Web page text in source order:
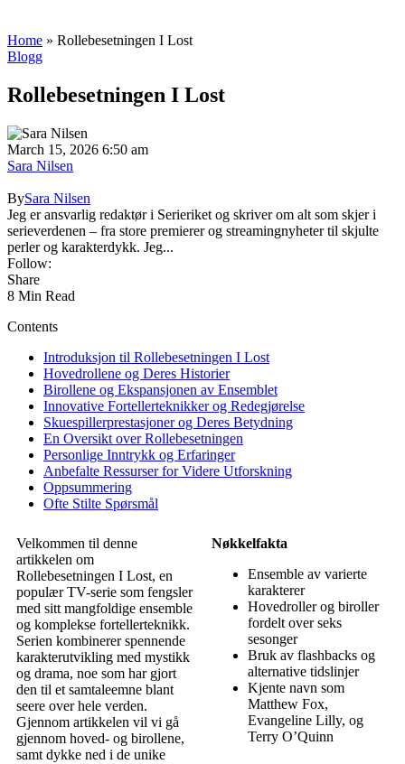
Home » Rollebesetningen I Lost
Blogg
Rollebesetningen I Lost
March 15, 2026 6:50 am
Sara Nilsen
BySara Nilsen
Jeg er ansvarlig redaktør i Serieriket og skriver om alt som skjer i
serieverdenen – fra store premierer og streamingnyheter til skjulte
perler og karakterdykk. Jeg...
Follow:
Share
8 Min Read
Contents
Introduksjon til Rollebesetningen I Lost
Hovedrollene og Deres Historier
Birollene og Ekspansjonen av Ensemblet
Innovative Fortellerteknikker og Redegjørelse
Skuespillerprestasjoner og Deres Betydning
En Oversikt over Rollebesetningen
Personlige Inntrykk og Erfaringer
Anbefalte Ressurser for Videre Utforskning
Oppsummering
Ofte Stilte Spørsmål
Velkommen til denne
artikkelen om
Rollebesetningen I Lost, en
populær TV-serie som fengsler
med sitt mangfoldige ensemble
og komplekse fortellerteknikk.
Serien kombinerer spennende
karakterutvikling med mystikk
og drama, noe som har gjort
den til et samtaleemne blant
seere over hele verden.
Gjennom artikkelen vil vi gå
gjennom hoved- og birollene,
samt dykke ned i de unike
Nøkkelfakta
Ensemble av varierte
karakterer
Hovedroller og biroller
fordelt over seks
sesonger
Bruk av flashbacks og
alternative tidslinjer
Kjente navn som
Matthew Fox,
Evangeline Lilly, og
Terry O’Quinn